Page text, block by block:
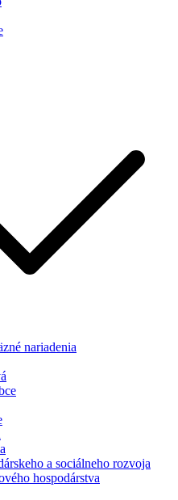
nariadenia
a sociálneho rozvoja
hospodárstva